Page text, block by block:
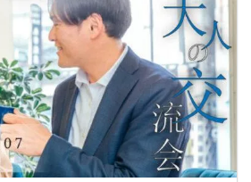
でお早めに♪
記は±2歳まで)
当日受付で確認いたします。
許証や保険証など）
ない場合ご参加をお断りします。その場合参加
ﾟ +:｡
中の連絡先交換自由